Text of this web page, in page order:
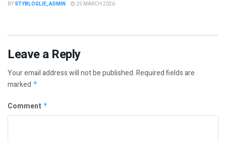
BY STYBLOGLIE_ADMIN 25 MARCH 2026
Leave a Reply
Your email address will not be published.Required fields are
marked *
Comment *